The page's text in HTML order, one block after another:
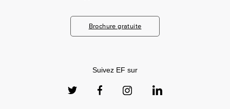
Brochure gratuite
Suivez EF sur